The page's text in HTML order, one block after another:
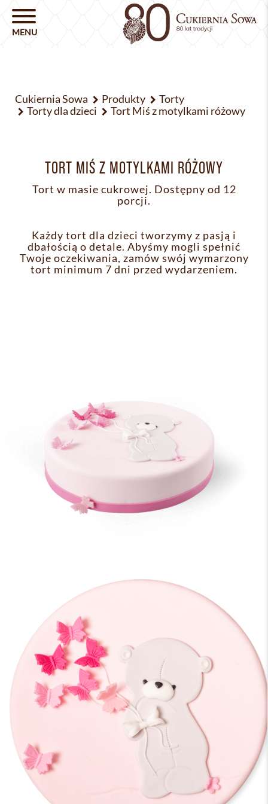
Cukiernia Sowa Produkty
Torty
Torty dla dzieci
Tort Miś z motylkami różowy
TORT MIŚ Z MOTYLKAMI RÓŻOWY
Tort w masie cukrowej. Dostępny od 12
porcji.
Każdy tort dla dzieci tworzymy z pasją i
dbałością o detale. Abyśmy mogli spełnić
Twoje oczekiwania, zamów swój wymarzony
tort minimum 7 dni przed wydarzeniem.